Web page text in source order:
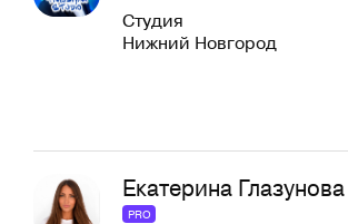
Студия
Нижний Новгород
Екатерина Глазунова
PRO